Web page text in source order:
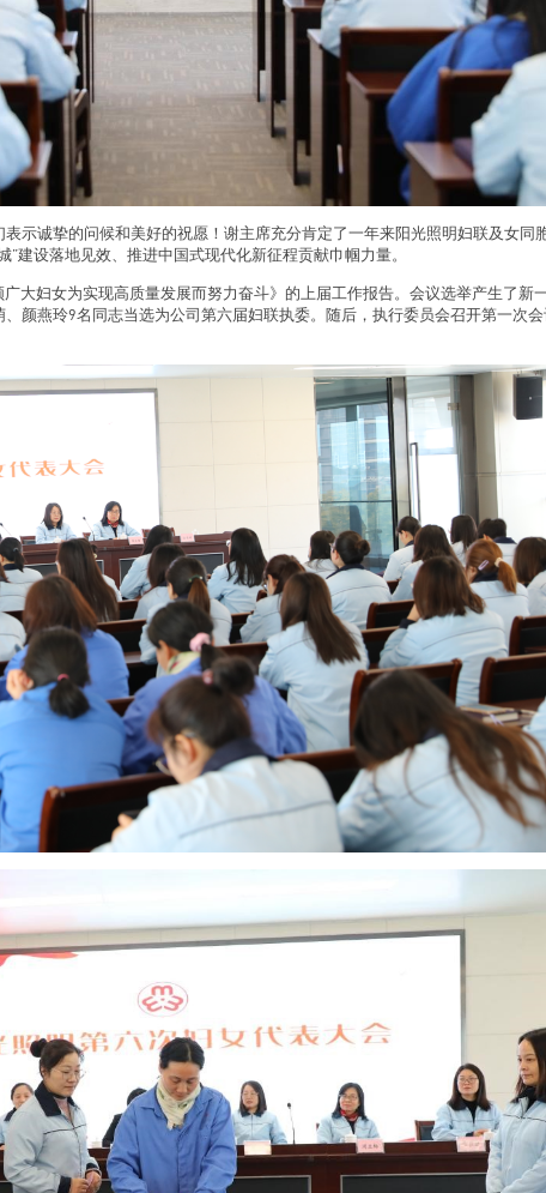
示诚挚的问候和美好的祝愿！谢主席充分肯定了一年来阳光照明妇联及女同
建设落地见效、推进中国式现代化新征程贡献巾帼力量。
大妇女为实现高质量发展而努力奋斗》的上届工作报告。会议选举产生了新
颜燕玲9名同志当选为公司第六届妇联执委。随后，执行委员会召开第一次